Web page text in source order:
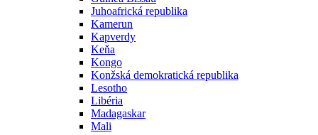
Juhoafrická republika
Kamerun
Kapverdy
Keňa
Kongo
Konžská demokratická republika
Lesotho
Libéria
Madagaskar
Mali